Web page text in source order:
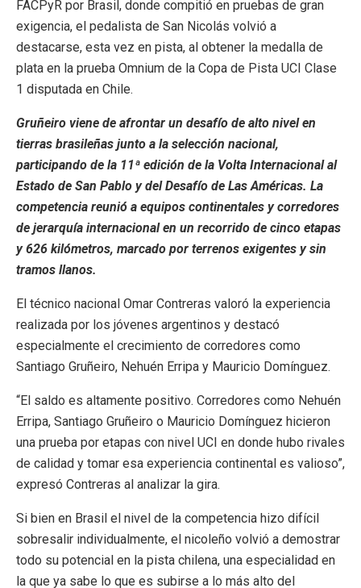
FACPyR por Brasil, donde compitió en pruebas de gran
exigencia, el pedalista de San Nicolás volvió a
destacarse, esta vez en pista, al obtener la medalla de
plata en la prueba Omnium de la Copa de Pista UCI Clase
1 disputada en Chile.
Gruñeiro viene de afrontar un desafío de alto nivel en
tierras brasileñas junto a la selección nacional,
participando de la 11ª edición de la Volta Internacional al
Estado de San Pablo y del Desafío de Las Américas. La
competencia reunió a equipos continentales y corredores
de jerarquía internacional en un recorrido de cinco etapas
y 626 kilómetros, marcado por terrenos exigentes y sin
tramos llanos.
El técnico nacional Omar Contreras valoró la experiencia
realizada por los jóvenes argentinos y destacó
especialmente el crecimiento de corredores como
Santiago Gruñeiro, Nehuén Erripa y Mauricio Domínguez.
“El saldo es altamente positivo. Corredores como Nehuén
Erripa, Santiago Gruñeiro o Mauricio Domínguez hicieron
una prueba por etapas con nivel UCI en donde hubo rivales
de calidad y tomar esa experiencia continental es valioso”,
expresó Contreras al analizar la gira.
Si bien en Brasil el nivel de la competencia hizo difícil
sobresalir individualmente, el nicoleño volvió a demostrar
todo su potencial en la pista chilena, una especialidad en
la que ya sabe lo que es subirse a lo más alto del